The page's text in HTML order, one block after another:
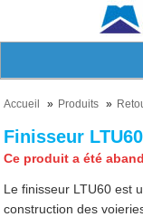
Accueil Produits
Finisseur LTU60
Ce produit a été
Le finisseur LTU60 est
construction des